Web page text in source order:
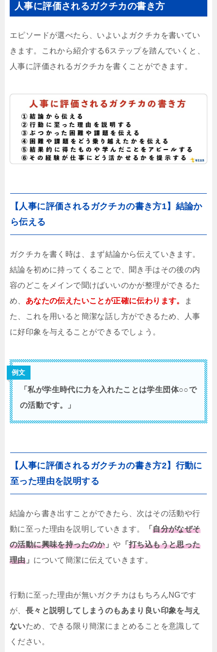
人事に評価されるガクチカの書き方
エピソードが選べたら、いよいよガクチカを書いてい
きます。これから紹介する6ステップを踏んでいくと、
人事に評価されるガクチカを書くことができます。
【人事に評価されるガクチカの書き方1】結論か
ら伝える
ガクチカを書く時は、まず結論から伝えていきます。
結論を初めに持ってくることで、聞き手はその後の内
容のどこをメインで聞けばいいのかが整理ができるた
め、 あなたの伝えたいことが正確に伝わります。
ま
た、これを用いると簡潔な話し方ができるため、人事
に好印象を与えることができるでしょう。
例文
「私が学生時代に力を入れたことは学生団体○○で
の活動です。」
【人事に評価されるガクチカの書き方2】行動に
至った理由を説明する
結論から書き出すことができたら、次はその活動や行
動に至った理由を説明していきます。
「自分がなぜそ
の活動に興味を持ったのか」や 「打ち込もうと思った
理由」 について簡潔に伝えていきます。
行動に至った理由が無いガクチカはもちろんNGです
が、 長々と説明してしまうのもあまり良い印象を与え
ないため、できる限り簡潔にまとめることを意識して
ください。